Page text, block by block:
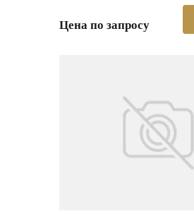
Цена по запросу